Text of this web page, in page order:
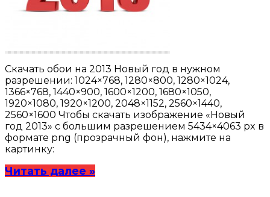
Скачать обои на 2013 Новый год в нужном
разрешении: 1024×768, 1280×800, 1280×1024,
1366×768, 1440×900, 1600×1200, 1680×1050,
1920×1080, 1920×1200, 2048×1152, 2560×1440,
2560×1600 Чтобы скачать изображение «Новый
год 2013» с большим разрешением 5434×4063 px в
формате png (прозрачный фон), нажмите на
картинку:
Читать далее »